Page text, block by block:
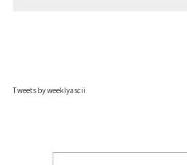
Tweets by weeklyascii